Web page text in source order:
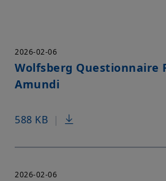
2026-02-06
Wolfsberg Questionnaire
Amundi
588 KB |
2026-02-06